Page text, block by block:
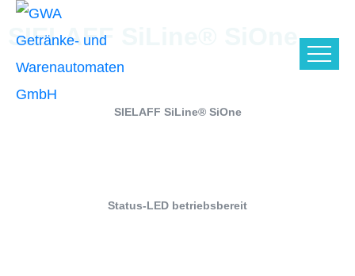
SIELAFF SiLine® SiOne
SIELAFF SiLine® SiOne
Status-LED betriebsbereit